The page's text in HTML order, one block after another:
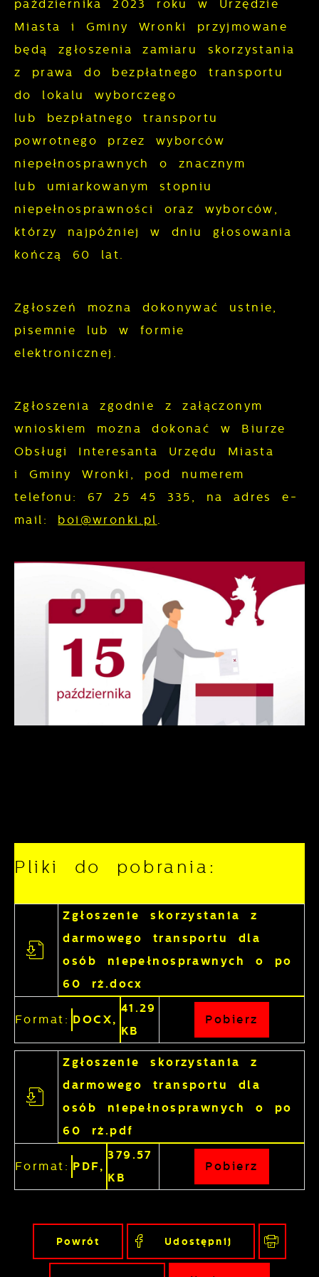
października 2023 roku w Urzędzie
Miasta i Gminy Wronki przyjmowane
będą zgłoszenia zamiaru skorzystania
z prawa do bezpłatnego transportu
do lokalu wyborczego
lub bezpłatnego transportu
powrotnego przez wyborców
niepełnosprawnych o znacznym
lub umiarkowanym stopniu
niepełnosprawności oraz wyborców,
którzy najpóźniej w dniu głosowania
kończą 60 lat.
Zgłoszeń można dokonywać ustnie,
pisemnie lub w formie
elektronicznej.
Zgłoszenia zgodnie z załączonym
wnioskiem można dokonać w Biurze
Obsługi Interesanta Urzędu Miasta
i Gminy Wronki, pod numerem
telefonu: 67 25 45 335, na adres e-
mail: boi@wronki.pl .
Pliki do pobrania:
Zgłoszenie skorzystania z
darmowego transportu dla
osób niepełnosprawnych o po
60 rż.docx
Format: DOCX,
41.29
KB
Pobierz
Zgłoszenie skorzystania z
darmowego transportu dla
osób niepełnosprawnych o po
60 rż.pdf
Format: PDF,
379.57
KB
Pobierz
Powrót Udostępnij
funkcjonalne i personalizacyjne pliki
cookies gwarantuje dostępność większej
ilości funkcji na stronie.
Analityczne pliki cookies pomagają nam
Cookies analityczne pozwalają na
uzyskanie informacji w zakresie
wykorzystywania witryny internetowej,
miejsca oraz częstotliwości, z jaką
serwisów internetowych pod względem ich
popularności wśród użytkowników.
gwarantuje dostępność wszystkich
funkcjonalności.
Reklamowe
Dzięki reklamowym plikom cookies
prezentujemy Ci najciekawsze informacje i
Promocyjne pliki cookies służą do
prezentowania Ci naszych komunikatów na
Twoich zwyczajów dotyczących
promocyjne mogą pojawić się na stronach
dostawców usług. Firmy te działają w
charakterze pośredników prezentujących
nasze treści w postaci wiadomości, ofert,
komunikatów mediów społecznościowych.
Więcej